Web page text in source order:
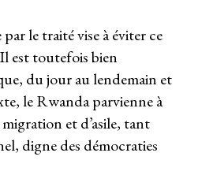
le traité vise à éviter ce
est toutefois bien
du jour au lendemain et
le Rwanda parvienne à
et d’asile, tant
digne des démocraties